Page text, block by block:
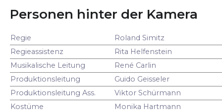
Personen hinter der Kamera
Regie
Roland Simitz
Regieassistenz
Rita Helfenstein
Musikalische Leitung
René Carlin
Produktionsleitung
Guido Geisseler
Produktionsleitung Ass.
Viktor Schürmann
Kostüme
Monika Hartmann